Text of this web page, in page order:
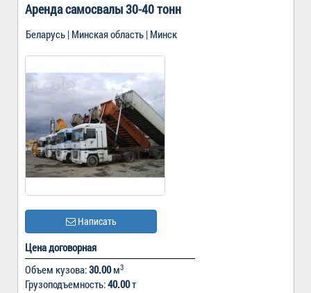
Аренда самосвалы 30-40 тонн
Беларусь | Минская область | Минск
Написать
Цена договорная
Объем кузова:30.00м3
Грузоподъемность:40.00т